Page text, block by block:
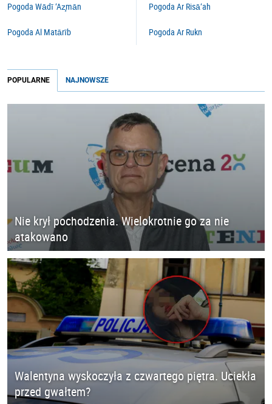
Pogoda Wādī ‘Az̧mān
Pogoda Al Matārīb
Pogoda Ar Risā‘ah
Pogoda Ar Rukn
POPULARNE NAJNOWSZE
Nie krył pochodzenia. Wielokrotnie go za nie
atakowano
Walentyna wyskoczyła z czwartego piętra. Uciekła
przed gwałtem?